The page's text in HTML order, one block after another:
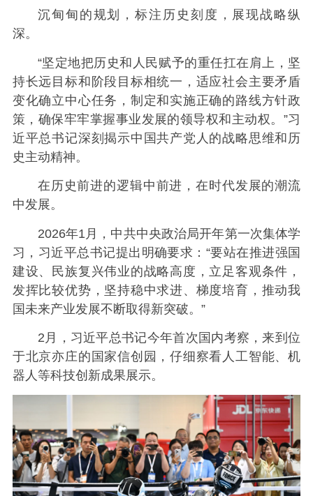
沉甸甸的规划，标注历史刻度，展现战略纵
深。
“坚定地把历史和人民赋予的重任扛在肩上，坚
持长远目标和阶段目标相统一，适应社会主要矛盾
变化确立中心任务，制定和实施正确的路线方针政
策，确保牢牢掌握事业发展的领导权和主动权。”习
近平总书记深刻揭示中国共产党人的战略思维和历
史主动精神。
在历史前进的逻辑中前进，在时代发展的潮流
中发展。
2026年1月，中共中央政治局开年第一次集体学
习，习近平总书记提出明确要求：“要站在推进强国
建设、民族复兴伟业的战略高度，立足客观条件，
发挥比较优势，坚持稳中求进、梯度培育，推动我
国未来产业发展不断取得新突破。”
2月，习近平总书记今年首次国内考察，来到位
于北京亦庄的国家信创园，仔细察看人工智能、机
器人等科技创新成果展示。